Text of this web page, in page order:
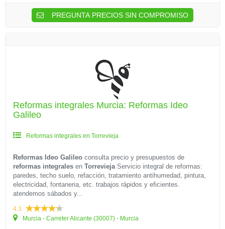
PREGUNTA PRECIOS SIN COMPROMISO
Reformas integrales Murcia: Reformas Ideo
Galileo
Reformas integrales en Torrevieja
Reformas Ideo Galileo consulta precio y presupuestos de
reformas integrales en TorreviejaServicio integral de reformas:
paredes, techo suelo, refacción, tratamiento antihumedad, pintura,
electricidad, fontaneria, etc. trabajos rápidos y eficientes.
atendemos sábados y...
4.3
Murcia - Carreter Alicante (30007) - Murcia